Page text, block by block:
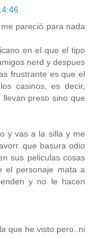
pareció para nada
en el que el tipo
nerd y despues
frustrante es que el
casinos, es decir,
preso sino que
y vas a la silla y me
basura odio
sus peliculas cosas
el personaje mata a
y no le hacen
que he visto pero..ni